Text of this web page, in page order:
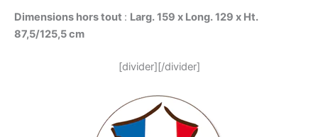
Dimensions hors tout : Larg. 159 x Long. 129 x Ht.
87,5/125,5 cm
[divider][/divider]